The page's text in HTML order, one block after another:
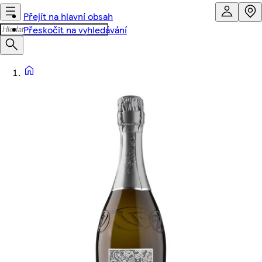
Přejít na hlavní obsah
Přeskočit na vyhledávání